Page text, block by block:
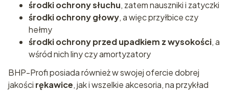
środki ochrony słuchu, zatem nauszniki i zatyczki
środki ochrony głowy, a więc przyłbice czy
hełmy
środki ochrony przed upadkiem z wysokości, a
wśród nich liny czy amortyzatory
BHP-Profi posiada również w swojej ofercie dobrej
jakości rękawice, jak i wszelkie akcesoria, na przykład